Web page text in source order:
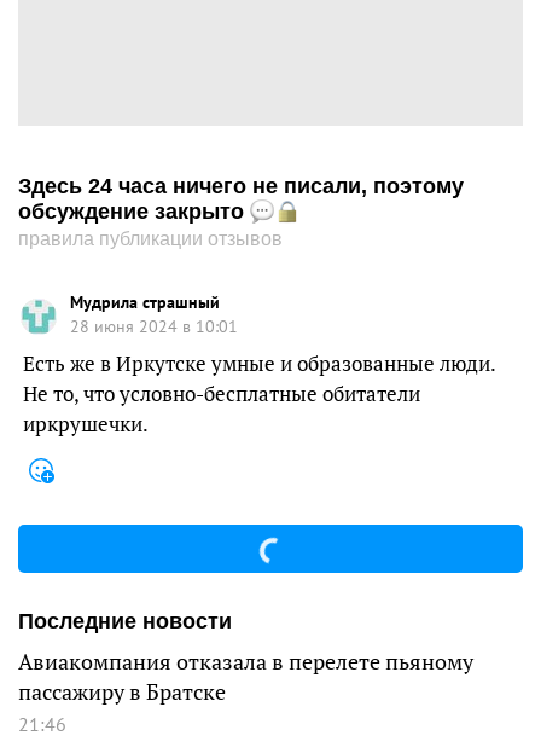
Здесь 24 часа ничего не писали, поэтому
обсуждение закрыто
правила публикации отзывов
Мудрила страшный
28 июня 2024 в 10:01
Есть же в Иркутске умные и образованные люди.
Не то, что условно-бесплатные обитатели
иркрушечки.
Последние новости
Авиакомпания отказала в перелете пьяному
пассажиру в Братске
21:46